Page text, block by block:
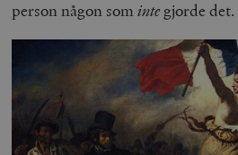
person någon sominte gjorde det.